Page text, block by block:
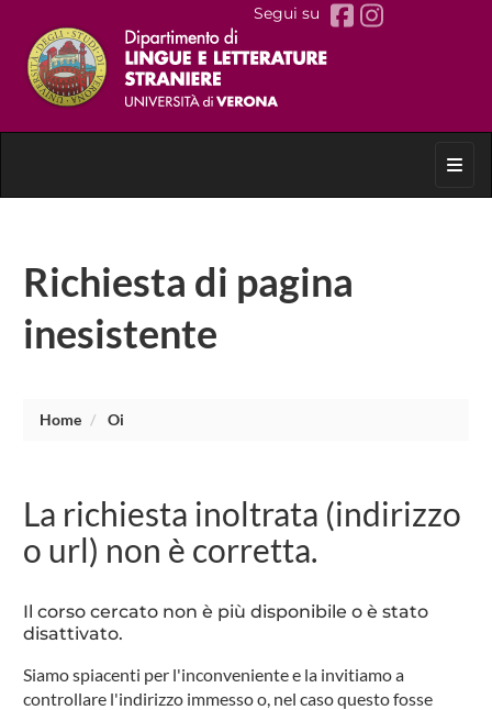
Segui su
Richiesta di pagina
inesistente
Home Oi
La richiesta inoltrata (indirizzo
o url) non è corretta.
Il corso cercato non è più disponibile o è stato
disattivato.
Siamo spiacenti per l'inconveniente e la invitiamo a
controllare l'indirizzo immesso o, nel caso questo fosse